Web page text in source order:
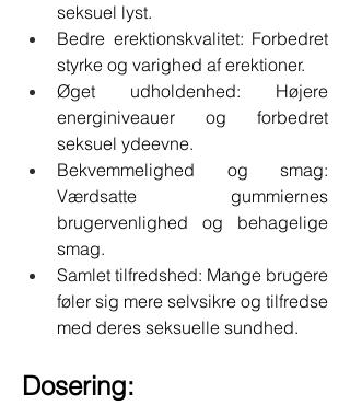
seksuel lyst.
Bedre erektionskvalitet: Forbedret
styrke og varighed af erektioner.
Øget udholdenhed: Højere
energiniveauer og forbedret
seksuel ydeevne.
Bekvemmelighed og smag:
Værdsatte gummiernes
brugervenlighed og behagelige
smag.
Samlet tilfredshed: Mange brugere
føler sig mere selvsikre og tilfredse
med deres seksuelle sundhed.
Dosering: